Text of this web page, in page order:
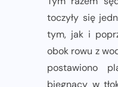
toczyły się
tym, jak i
obok rowu z
postawiono
biegnący w